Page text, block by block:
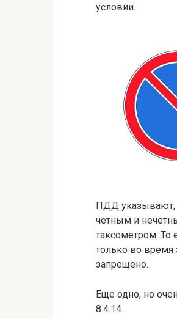
условии.
ПДД указывают,
четным и
таксометром. То
только во время
запрещено.
Еще одно, но
8.4.14.